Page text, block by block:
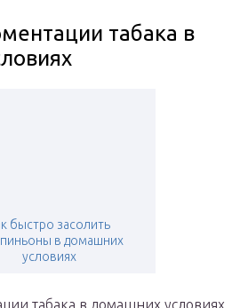
табака в
быстро засолить
в домашних
условиях
табака в домашних условиях